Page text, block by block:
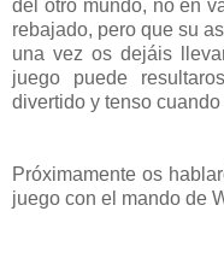
del otro mundo, no en
rebajado, pero que su
una vez os dejáis
juego puede
divertido y tenso
Próximamente os
juego con el mando de